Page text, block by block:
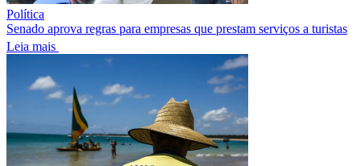
Política
Senado aprova regras para empresas que prestam serviços a turistas
Leia mais